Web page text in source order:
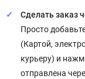
Сделать заказ
Просто
(Картой,
курьеру) и
отправлена